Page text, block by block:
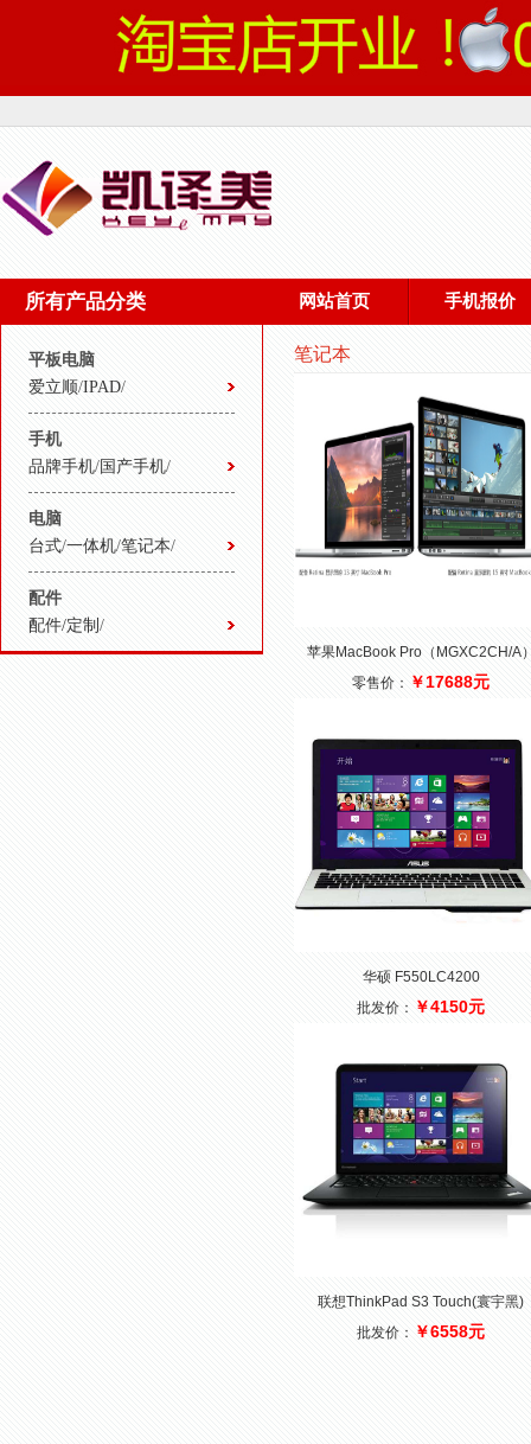
所有产品分类
平板电脑
爱立顺/IPAD/
手机
品牌手机/国产手机/
电脑
台式/一体机/笔记本/
配件
配件/定制 /
网站首页 手机报价
笔记本
苹果MacBook Pro（MGXC2CH/A
零售价： ￥17688元
华硕 F550LC4200
批发价： ￥4150元
联想ThinkPad S3 Touch(寰宇黑)
批发价： ￥6558元